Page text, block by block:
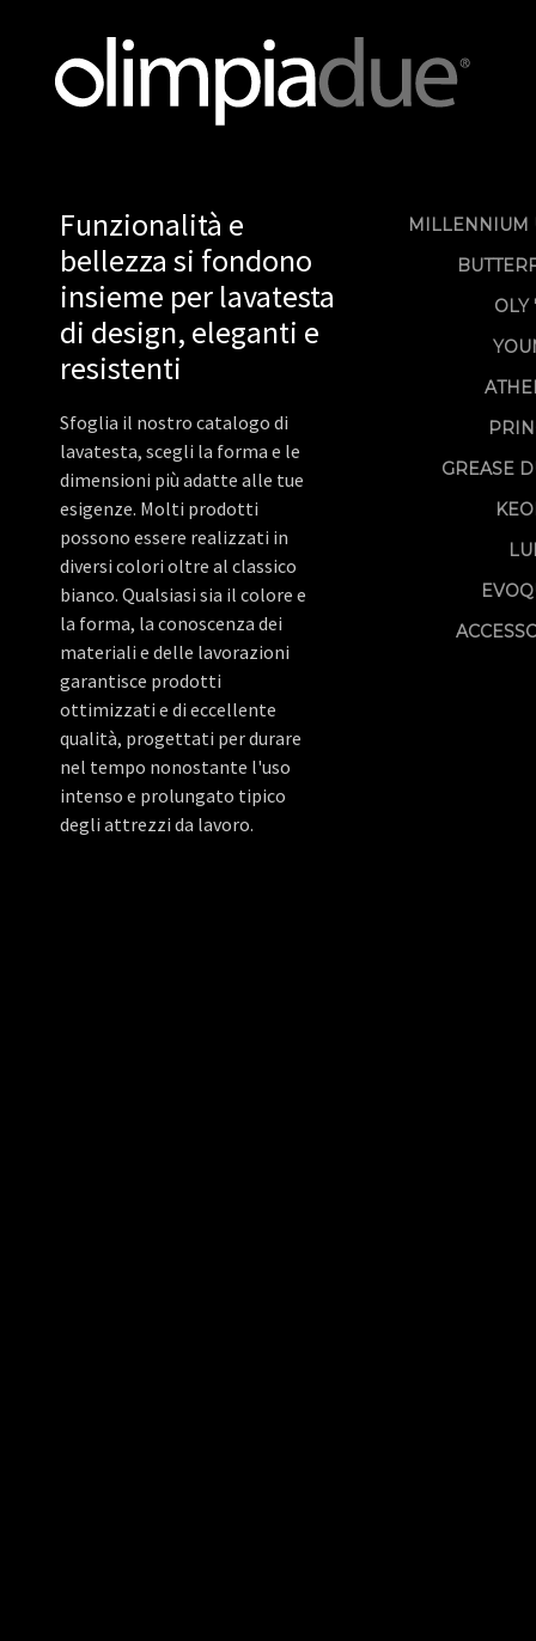
Funzionalità e
bellezza si fondono
insieme per lavatesta
di design, eleganti e
resistenti
Sfoglia il nostro catalogo di
lavatesta, scegli la forma e le
dimensioni più adatte alle tue
esigenze. Molti prodotti
possono essere realizzati in
diversi colori oltre al classico
bianco. Qualsiasi sia il colore e
la forma, la conoscenza dei
materiali e delle lavorazioni
garantisce prodotti
ottimizzati e di eccellente
qualità, progettati per durare
nel tempo nonostante l'uso
intenso e prolungato tipico
degli attrezzi da lavoro.
MILLENNIUM
OLY
GREASE